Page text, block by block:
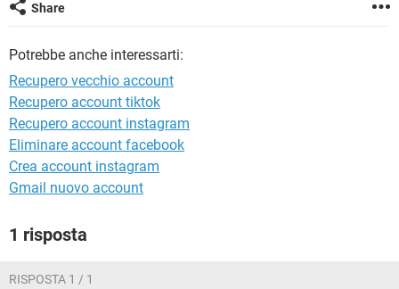
Share
Potrebbe anche interessarti:
Recupero vecchio account
Recupero account tiktok
Recupero account instagram
Eliminare account facebook
Crea account instagram
Gmail nuovo account
1 risposta
RISPOSTA 1 / 1